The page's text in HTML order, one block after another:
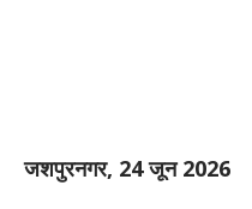
जशपुरनगर, 24 जून 2026